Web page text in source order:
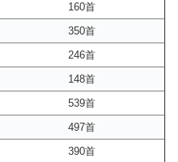
160首
350首
246首
148首
539首
497首
390首